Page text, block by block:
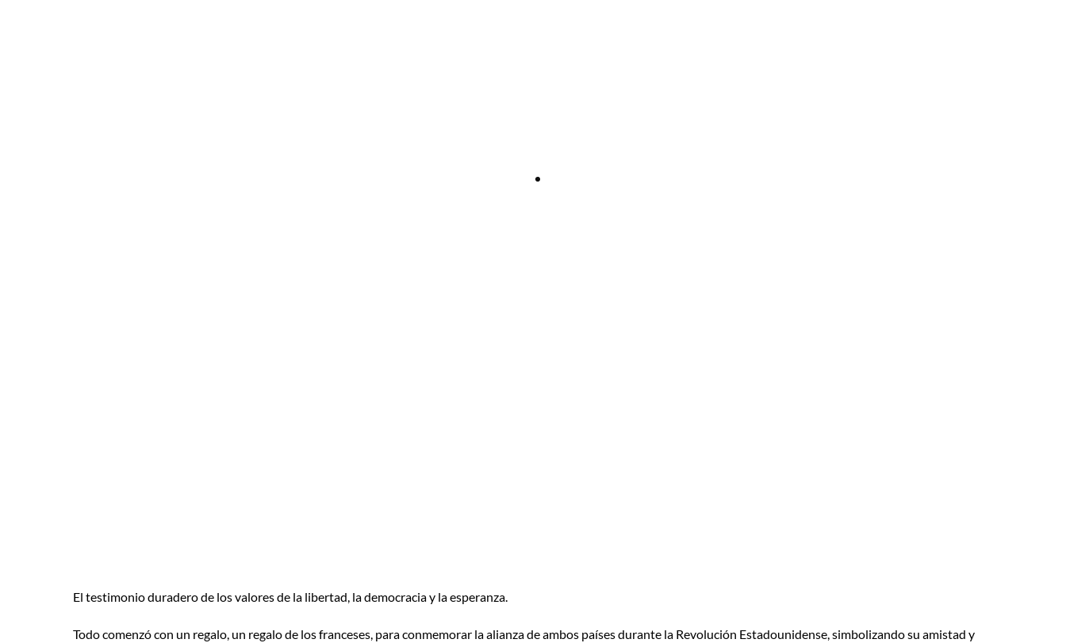
El testimonio duradero de los valores de la libertad, la democracia y la esperanza.
Todo comenzó con un regalo, un regalo de los franceses, para conmemorar la alianza de ambos países durante la Revolución Estadounidense, simbolizando su amistad y